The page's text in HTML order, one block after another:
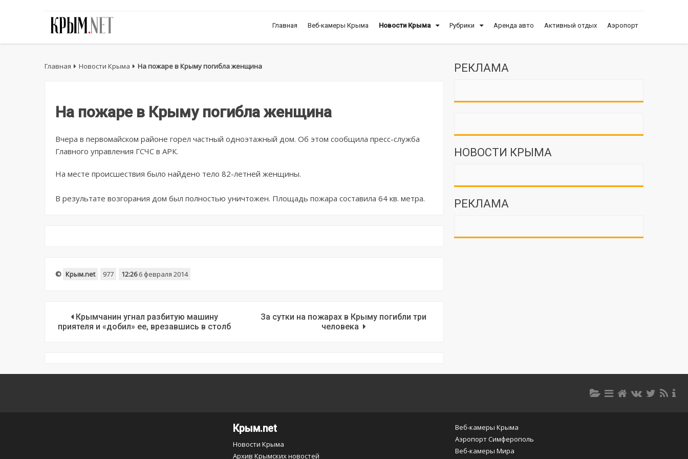
Главная Веб-камеры Крыма Новости Крыма Рубрики Аренда авто Активный отдых Аэропорт
Главная Новости Крыма На пожаре в Крыму погибла женщина
На пожаре в Крыму погибла женщина
Вчера в первомайском районе горел частный одноэтажный дом. Об этом сообщила пресс-служба
Главного управления ГСЧС в АРК.
На месте происшествия было найдено тело 82-летней женщины.
В результате возгорания дом был полностью уничтожен. Площадь пожара составила 64 кв. метра.
© Крым.net 977 12:266 февраля 2014
Крымчанин угнал разбитую машину
приятеля и «добил» ее, врезавшись в столб
За сутки на пожарах в Крыму погибли три
человека
РЕКЛАМА
НОВОСТИ КРЫМА
РЕКЛАМА
Крым.net
Новости Крыма
Архив Крымских новостей
Веб-камеры Крыма
Аэропорт Симферополь
Веб-камеры Мира